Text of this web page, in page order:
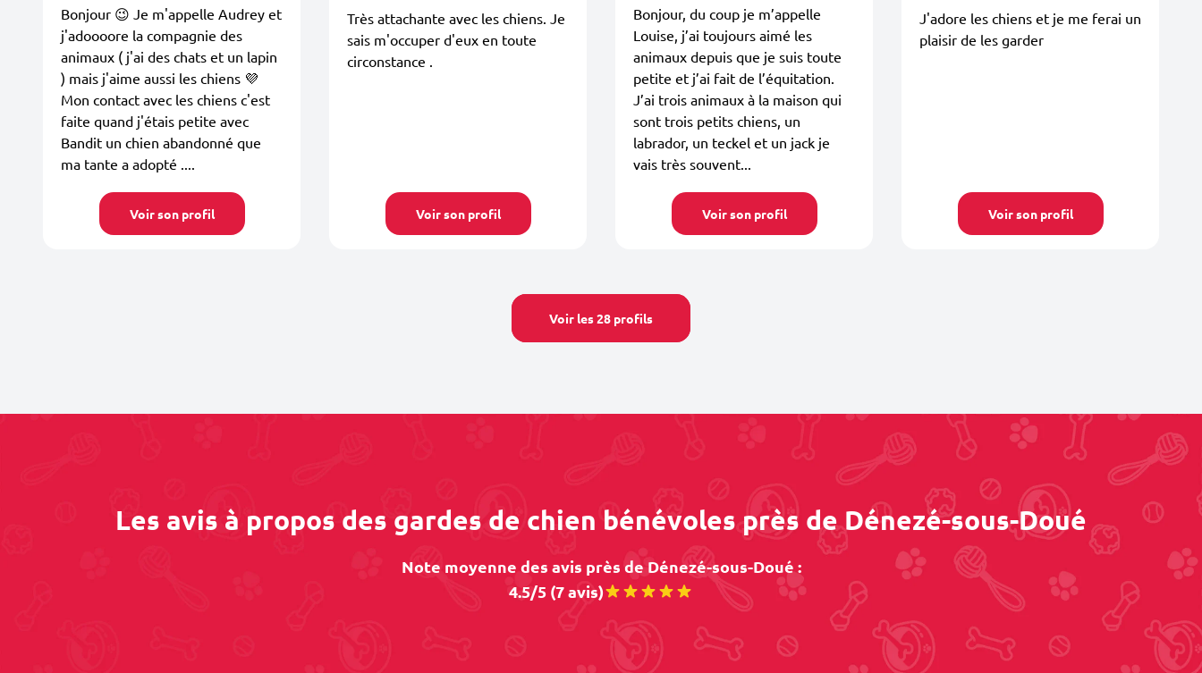
Bonjour 😉 Je m'appelle Audrey et
j'adoooore la compagnie des
animaux ( j'ai des chats et un lapin
) mais j'aime aussi les chiens 💜
Mon contact avec les chiens c'est
faite quand j'étais petite avec
Bandit un chien abandonné que
ma tante a adopté ....
Voir son profil
Très attachante avec les chiens. Je
sais m'occuper d'eux en toute
circonstance .
Voir son profil
Bonjour, du coup je m’appelle
Louise, j’ai toujours aimé les
animaux depuis que je suis toute
petite et j’ai fait de l’équitation.
J’ai trois animaux à la maison qui
sont trois petits chiens, un
labrador, un teckel et un jack je
vais très souvent...
Voir son profil
J'adore les chiens et je me ferai un
plaisir de les garder
Voir son profil
Voir les 28 profils
Les avis à propos des gardes de chien bénévoles près de Dénezé-sous-Doué
Note moyenne des avis près de Dénezé-sous-Doué :
4.5/5 (7 avis)